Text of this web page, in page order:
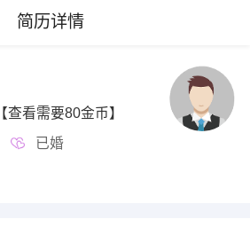
简历详情
【查看需要80金币】
已婚